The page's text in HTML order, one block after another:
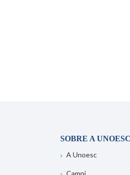
SOBRE A UNOESC
A Unoesc